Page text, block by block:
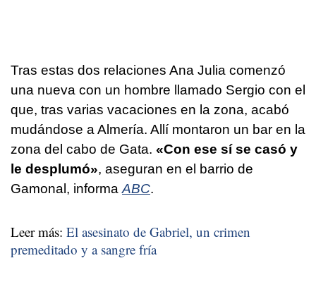
Tras estas dos relaciones Ana Julia comenzó
una nueva con un hombre llamado Sergio con el
que, tras varias vacaciones en la zona, acabó
mudándose a Almería. Allí montaron un bar en la
zona del cabo de Gata. «Con ese sí se casó y
le desplumó», aseguran en el barrio de
Gamonal, informa ABC.
Leer más: El asesinato de Gabriel, un crimen
premeditado y a sangre fría